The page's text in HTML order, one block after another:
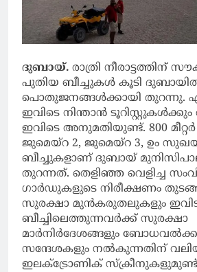
ദുബായ്. രാത്രി നീരാട്ടത്തിന്
പുതിയ ബീച്ചുകള്‍ കൂടി
പൊതുജനങ്ങള്‍ക്കായി തുറന്നു.
ഇവിടെ നിന്താന്‍
ഇവിടെ അനുമതിയുണ്ട്. 800
ജുമെയ്‌റ 2, ജുമെയ്‌റ 3, ഉം
ബീച്ചുകളാണ് ദുബായ്
തുറന്നത്. തെളിഞ്ഞ വെളിച്ച
ഗാര്‍ഡുകളുടെ നിരീക്ഷണം
സുരക്ഷാ മുന്‍കരുതലുകളും
ബീച്ചിലെത്തുന്നവര്‍ക്ക് സുരക്ഷാ
മാര്‍നിര്‍ദേശങ്ങളും
സന്ദേശകളും നല്‍കുന്നതിന്
ഇലക്ട്രോണിക്